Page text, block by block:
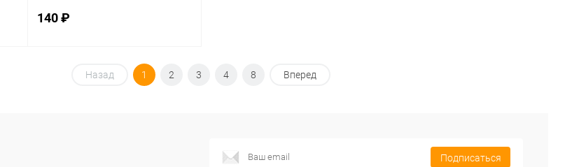
фас.Россия, шт
140 ₽
В корзину
Назад 1 2 3 4 8 Вперед
Подписаться